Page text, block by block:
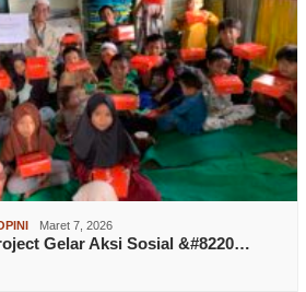
Maret 7, 2026
Gelar Aksi Sosial &#8220…